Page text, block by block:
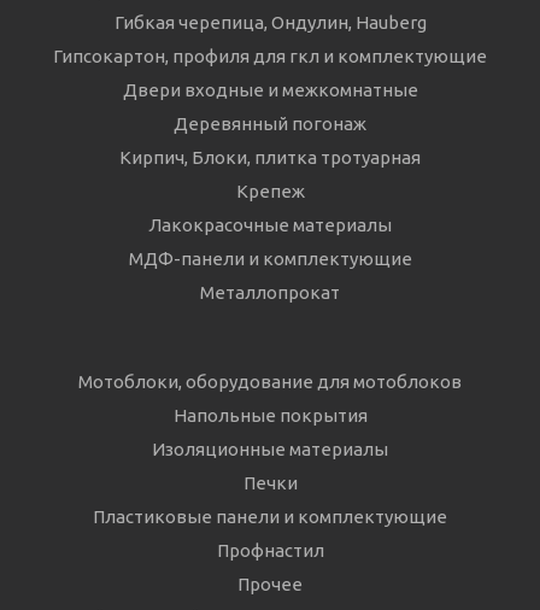
Гибкая черепица, Ондулин, Hauberg
Гипсокартон, профиля для гкл и комплектующие
Двери входные и межкомнатные
Деревянный погонаж
Кирпич, Блоки, плитка тротуарная
Крепеж
Лакокрасочные материалы
МДФ-панели и комплектующие
Металлопрокат
Мотоблоки, оборудование для мотоблоков
Напольные покрытия
Изоляционные материалы
Печки
Пластиковые панели и комплектующие
Профнастил
Прочее